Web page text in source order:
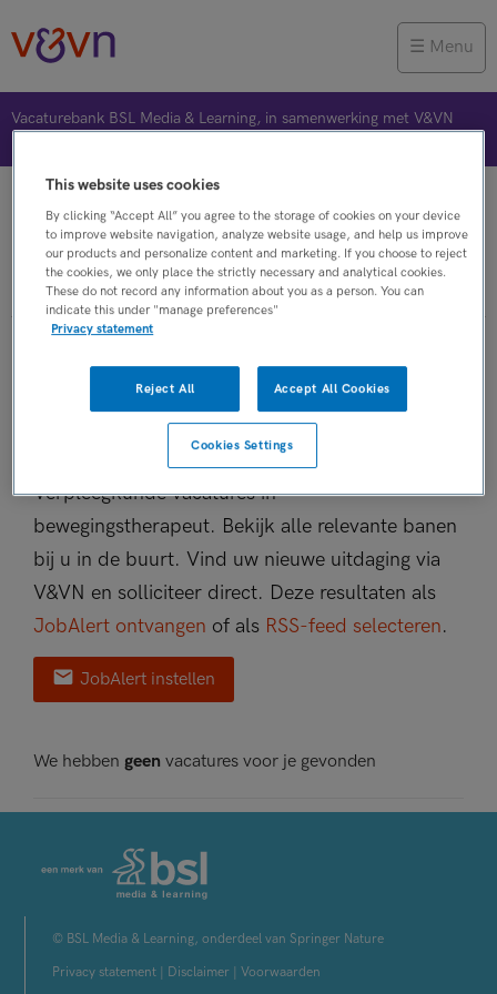
Menu
Vacaturebank BSL Media & Learning, in samenwerking met V&VN
Vacature plaatsen Jobalert Bewaarde vacatures
Verpleegkunde
Verpleegkunde vacatures in
bewegingstherapeut
Op dit moment zijn er binnen V&VN
Verpleegkunde vacatures in
bewegingstherapeut. Bekijk alle relevante banen
bij u in de buurt. Vind uw nieuwe uitdaging via
V&VN en solliciteer direct. Deze resultaten als
JobAlert ontvangen of als RSS-feed selecteren.
JobAlert instellen
We hebben geen vacatures voor je gevonden
© BSL Media & Learning, onderdeel van Springer Nature
Privacy statement
Disclaimer Voorwaarden
This website uses cookies
By clicking “Accept All” you agree to the storage of cookies on your device
to improve website navigation, analyze website usage, and help us improve
our products and personalize content and marketing. If you choose to reject
the cookies, we only place the strictly necessary and analytical cookies.
These do not record any information about you as a person. You can
indicate this under "manage preferences"
Privacy statement
Reject All Accept All Cookies
Cookies Settings